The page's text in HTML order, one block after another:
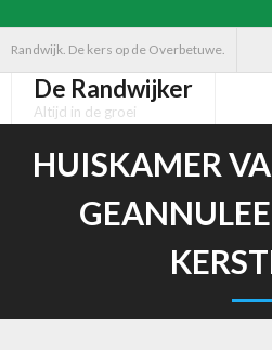
inhoud
Randwijk. De kers op de Overbetuwe.
De Randwijker
Altijd in de groei
HUISKAMER